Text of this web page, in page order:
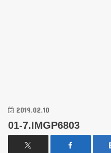
2019.02.10
01-7.IMGP6803